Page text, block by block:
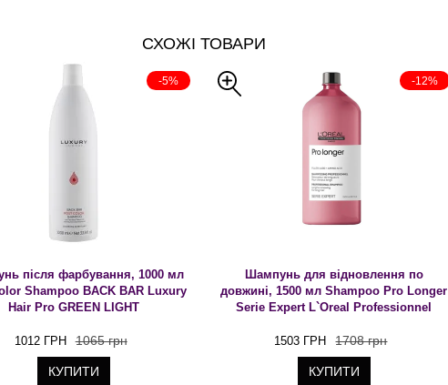
СХОЖІ ТОВАРИ
-5%
після фарбування, 1000 мл
Shampoo BACK BAR Luxury
Hair Pro GREEN LIGHT
1012 ГРН 1065 грн
КУПИТИ
-12%
Шампунь для відновлення по
довжині, 1500 мл Shampoo Pro Longer
Serie Expert L`Oreal Professionnel
1503 ГРН 1708 грн
КУПИТИ